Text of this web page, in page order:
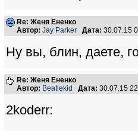
Re: Женя Ененко
Автор: Jay Parker Дата: 30.07.15
Ну вы, блин, даете,
Re: Женя Ененко
Автор: Beatlekid Дата: 30.07.15
2koderr: